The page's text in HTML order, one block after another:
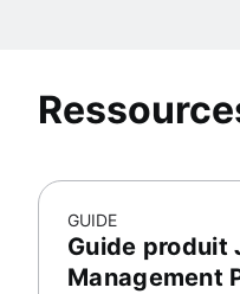
GUIDE
Guide produit
Management